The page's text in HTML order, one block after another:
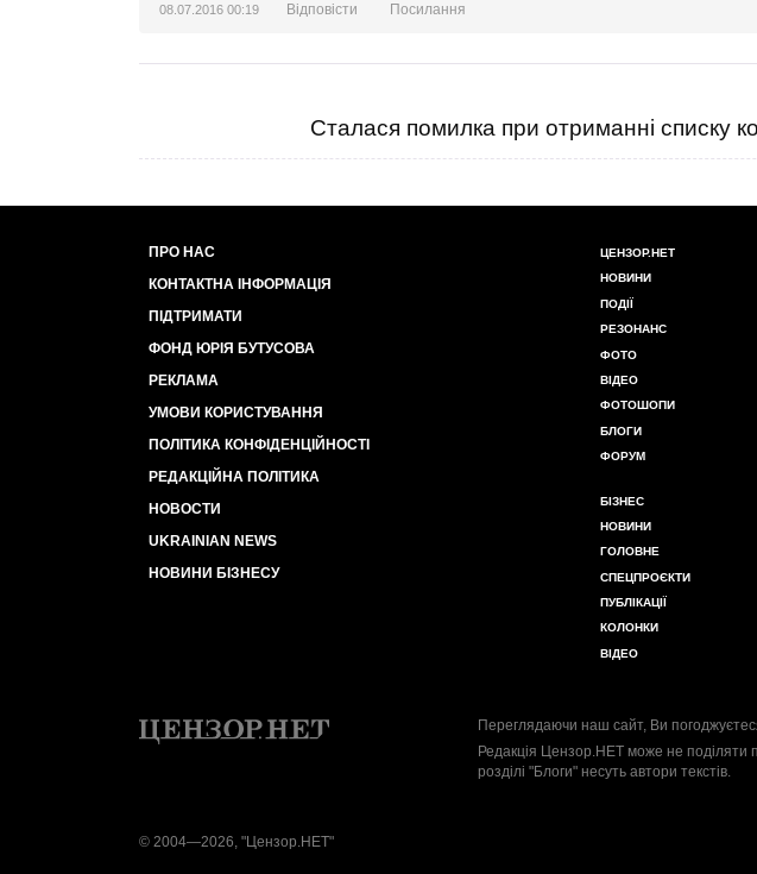
08.07.2016 00:19 Відповісти Посилання
Сталася помилка при отриманні списку
ПРО НАС
КОНТАКТНА ІНФОРМАЦІЯ
ПІДТРИМАТИ
ФОНД ЮРІЯ БУТУСОВА
РЕКЛАМА
УМОВИ КОРИСТУВАННЯ
ПОЛІТИКА КОНФІДЕНЦІЙНОСТІ
РЕДАКЦІЙНА ПОЛІТИКА
НОВОСТИ
UKRAINIAN NEWS
НОВИНИ БІЗНЕСУ
ЦЕНЗОР.НЕТ
НОВИНИ
ПОДІЇ
РЕЗОНАНС
ФОТО
ВІДЕО
ФОТОШОПИ
БЛОГИ
ФОРУМ
БІЗНЕС
НОВИНИ
ГОЛОВНЕ
СПЕЦПРОЄКТИ
ПУБЛІКАЦІЇ
КОЛОНКИ
ВІДЕО
Переглядаючи наш сайт, Ви
Редакція Цензор.НЕТ може не поділяти
розділі "Блоги" несуть автори текстів.
© 2004—2026, "Цензор.НЕТ"